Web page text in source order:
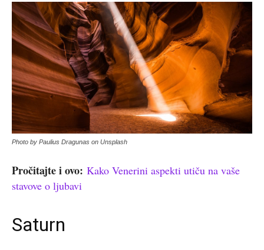
Photo by Paulius Dragunas on Unsplash
Pročitajte i ovo: Kako Venerini aspekti utiču na vaše
stavove o ljubavi
Saturn